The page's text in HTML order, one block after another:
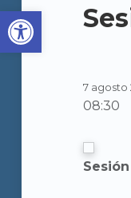
Open toolbar
7 agosto
08:30
Sesión